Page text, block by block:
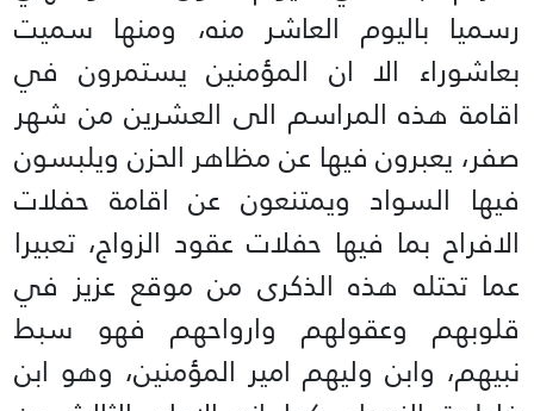
رسميا باليوم العاشر منه، ومنها سميت
بعاشوراء الا ان المؤمنين يستمرون في
اقامة هذه المراسم الى العشرين من شهر
صفر، يعبرون فيها عن مظاهر الحزن ويلبسون
فيها السواد ويمتنعون عن اقامة حفلات
الافراح بما فيها حفلات عقود الزواج، تعبيرا
عما تحتله هذه الذكرى من موقع عزيز في
قلوبهم وعقولهم وارواحهم فهو سبط
نبيهم، وابن وليهم امير المؤمنين، وهو ابن